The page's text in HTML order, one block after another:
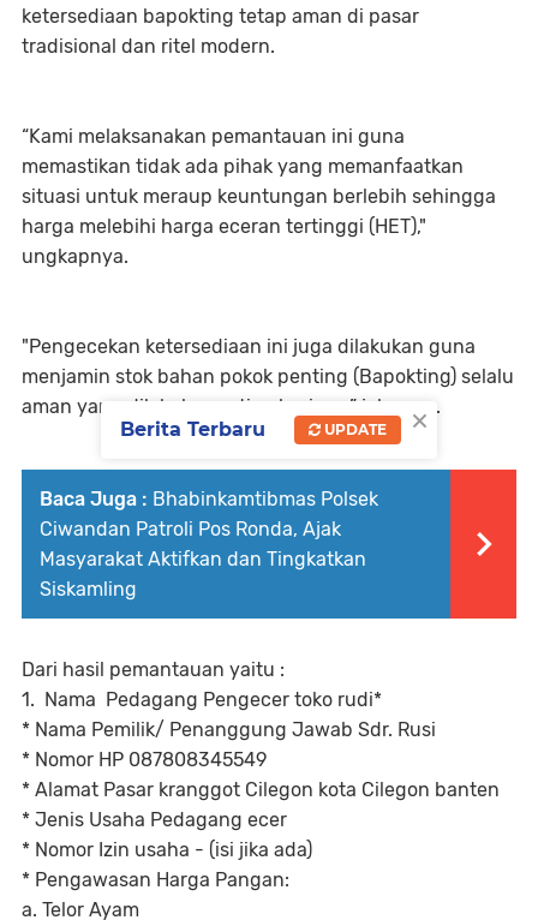
ketersediaan bapokting tetap aman di pasar
tradisional dan ritel modern.
“Kami melaksanakan pemantauan ini guna
memastikan tidak ada pihak yang memanfaatkan
situasi untuk meraup keuntungan berlebih sehingga
harga melebihi harga eceran tertinggi (HET),"
ungkapnya.
"Pengecekan ketersediaan ini juga dilakukan guna
menjamin stok bahan pokok penting (Bapokting) selalu
aman yang dilakukan setiap harinya,” jelasnya.
Baca Juga : Bhabinkamtibmas Polsek
Ciwandan Patroli Pos Ronda, Ajak
Masyarakat Aktifkan dan Tingkatkan
Siskamling
Dari hasil pemantauan yaitu :
1. Nama Pedagang Pengecer toko rudi*
‎* Nama Pemilik/ Penanggung Jawab Sdr. Rusi
‎* Nomor HP 087808345549
‎* Alamat Pasar kranggot Cilegon kota Cilegon banten
‎* Jenis Usaha Pedagang ecer
‎* Nomor Izin usaha - (isi jika ada)
‎* Pengawasan Harga Pangan:
‎a. Telor Ayam
×
Berita Terbaru UPDATE